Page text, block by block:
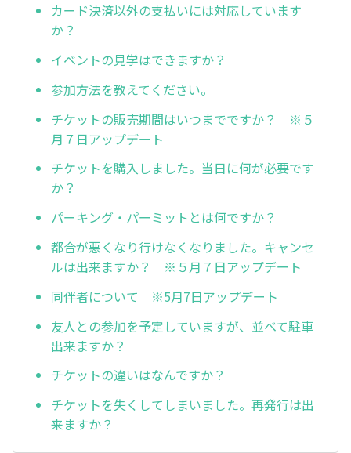
カード決済以外の支払いには対応しています
か？
イベントの見学はできますか？
参加方法を教えてください。
チケットの販売期間はいつまでですか？ ※５
月７日アップデート
チケットを購入しました。当日に何が必要です
か？
パーキング・パーミットとは何ですか？
都合が悪くなり行けなくなりました。キャンセ
ルは出来ますか？ ※５月７日アップデート
同伴者について ※5月7日アップデート
友人との参加を予定していますが、並べて駐車
出来ますか？
チケットの違いはなんですか？
チケットを失くしてしまいました。再発行は出
来ますか？